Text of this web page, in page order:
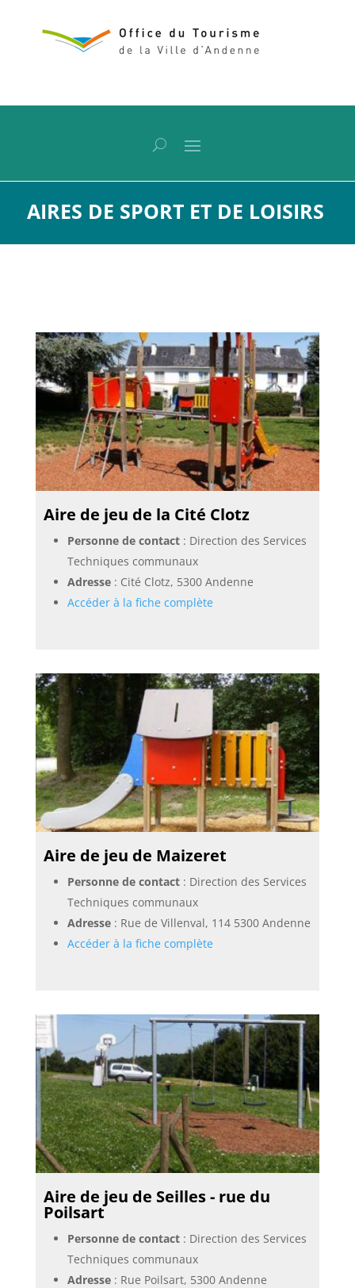
AIRES DE SPORT ET DE LOISIRS
Aire de jeu de la Cité Clotz
Personne de contact: Direction des Services
Techniques communaux
Adresse: Cité Clotz, 5300 Andenne
Accéder à la fiche complète
Aire de jeu de Maizeret
Personne de contact: Direction des Services
Techniques communaux
Adresse: Rue de Villenval, 114 5300 Andenne
Accéder à la fiche complète
Aire de jeu de Seilles - rue du
Poilsart
Personne de contact: Direction des Services
Techniques communaux
Adresse: Rue Poilsart, 5300 Andenne